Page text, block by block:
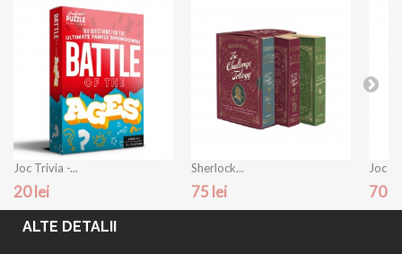
Joc Trivia -...
20 lei
Sherlock...
75 lei
Joc -
70
ALTE DETALII